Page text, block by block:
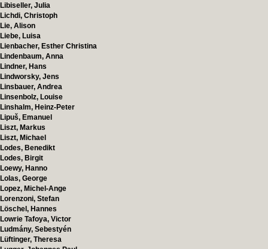
Libiseller, Julia
Lichdi, Christoph
Lie, Alison
Liebe, Luisa
Lienbacher, Esther Christina
Lindenbaum, Anna
Lindner, Hans
Lindworsky, Jens
Linsbauer, Andrea
Linsenbolz, Louise
Linshalm, Heinz-Peter
Lipuš, Emanuel
Liszt, Markus
Liszt, Michael
Lodes, Benedikt
Lodes, Birgit
Loewy, Hanno
Lolas, George
Lopez, Michel-Ange
Lorenzoni, Stefan
Löschel, Hannes
Lowrie Tafoya, Victor
Ludmány, Sebestyén
Lüftinger, Theresa